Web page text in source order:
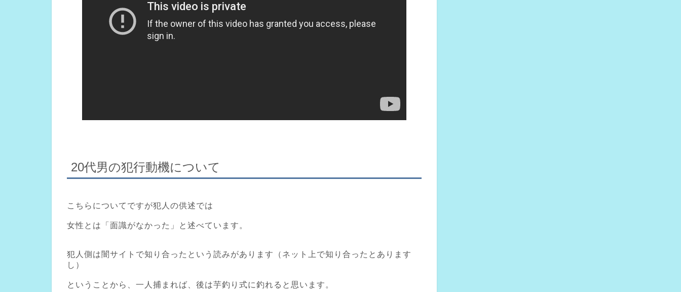
20代男の犯行動機について
こちらについてですが犯人の供述では
女性とは「面識がなかった」と述べています。
犯人側は闇サイトで知り合ったという読みがあります（ネット上で知り合ったとあります
し）
ということから、一人捕まれば、後は芋釣り式に釣れると思います。